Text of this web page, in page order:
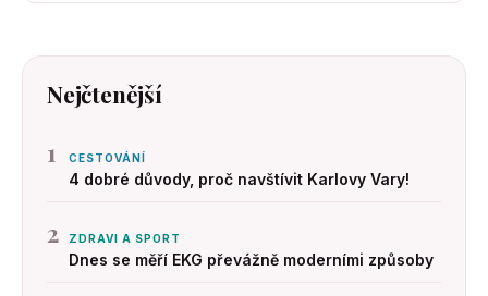
Nejčtenější
1 CESTOVÁNÍ
4 dobré důvody, proč navštívit Karlovy Vary!
2 ZDRAVI A SPORT
Dnes se měří EKG převážně moderními způsoby